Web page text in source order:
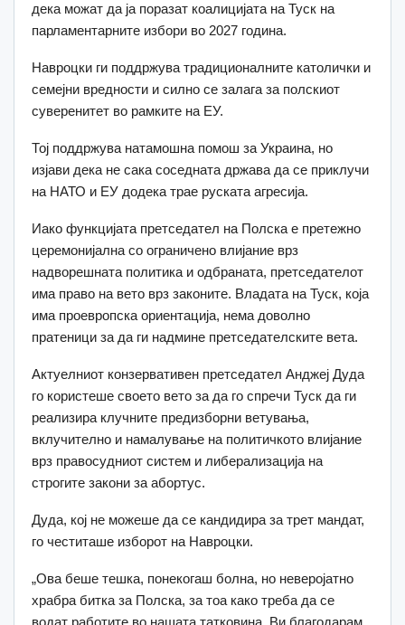
дека можат да ја поразат коалицијата на Туск на
парламентарните избори во 2027 година.
Навроцки ги поддржува традиционалните католички и
семејни вредности и силно се залага за полскиот
суверенитет во рамките на ЕУ.
Тој поддржува натамошна помош за Украина, но
изјави дека не сака соседната држава да се приклучи
на НАТО и ЕУ додека трае руската агресија.
Иако функцијата претседател на Полска е претежно
церемонијална со ограничено влијание врз
надворешната политика и одбраната, претседателот
има право на вето врз законите. Владата на Туск, која
има проевропска ориентација, нема доволно
пратеници за да ги надмине претседателските вета.
Актуелниот конзервативен претседател Анджеј Дуда
го користеше своето вето за да го спречи Туск да ги
реализира клучните предизборни ветувања,
вклучително и намалување на политичкото влијание
врз правосудниот систем и либерализација на
строгите закони за абортус.
Дуда, кој не можеше да се кандидира за трет мандат,
го честиташе изборот на Навроцки.
„Ова беше тешка, понекогаш болна, но неверојатно
храбра битка за Полска, за тоа како треба да се
водат работите во нашата татковина. Ви благодарам